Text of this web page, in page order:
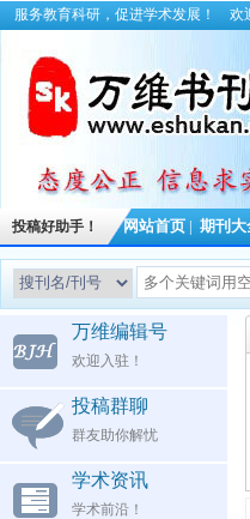
服务教育科研，促进学术发展！ 欢
投稿好助手！ 网站首页 期刊大
万维编辑号
欢迎入驻！
投稿群聊
群友助你解忧
学术资讯
学术前沿！